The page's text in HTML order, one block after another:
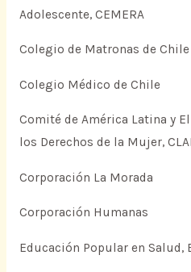
Adolescente, CEMERA
Colegio de Matronas de Chile
Colegio Médico de Chile
Comité de América Latina y
los Derechos de la Mujer,
Corporación La Morada
Corporación Humanas
Educación Popular en Salud,